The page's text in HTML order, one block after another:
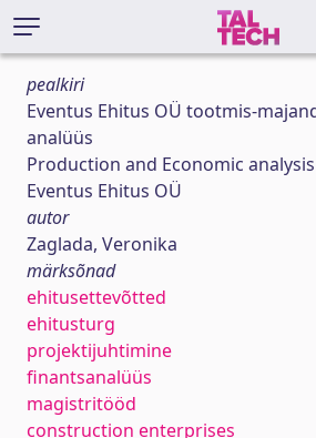
pealkiri
Eventus Ehitus OÜ tootmis-
analüüs
Production and Economic
Eventus Ehitus OÜ
autor
Zaglada, Veronika
märksõnad
ehitusettevõtted
ehitusturg
projektijuhtimine
finantsanalüüs
magistritööd
construction enterprises